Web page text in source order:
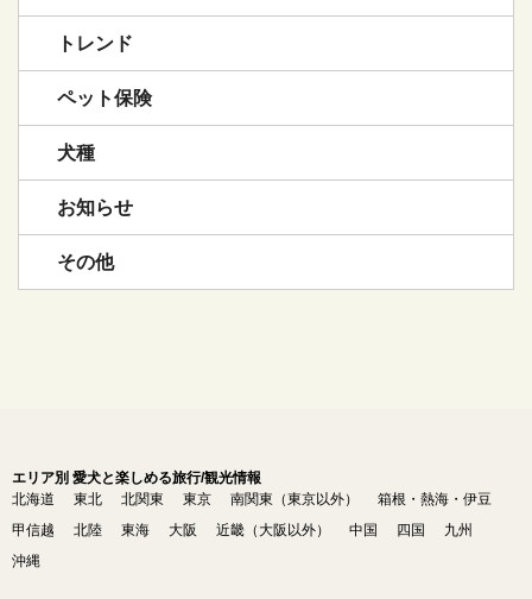
トレンド
ペット保険
犬種
お知らせ
その他
エリア別 愛犬と楽しめる旅行/観光情報
北海道
東北 北関東 東京 南関東（東京以外）
箱根・熱海・伊豆
甲信越
北陸 東海 大阪 近畿（大阪以外） 中国 四国
九州
沖縄